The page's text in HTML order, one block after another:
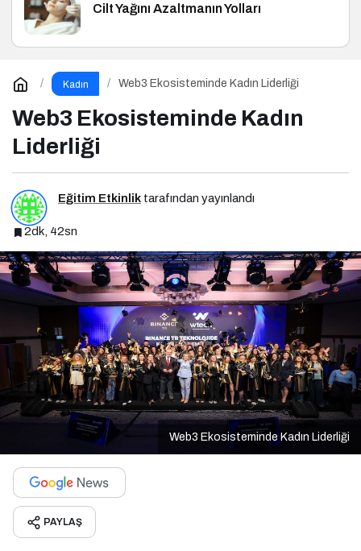
Cilt Yağını Azaltmanın Yolları
Kadın Web3 Ekosisteminde Kadın Liderliği
Web3 Ekosisteminde Kadın
Liderliği
Eğitim Etkinlik tarafından yayınlandı
2dk, 42sn
Web3 Ekosisteminde Kadın Liderliği
PAYLAŞ